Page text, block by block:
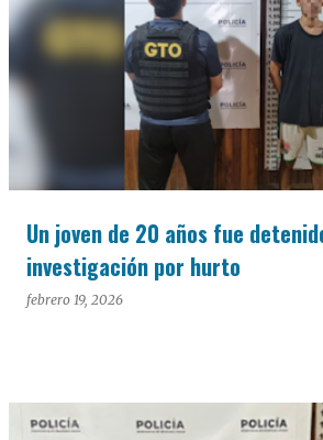
Un joven de 20 años fue
investigación por hurto
febrero 19, 2026